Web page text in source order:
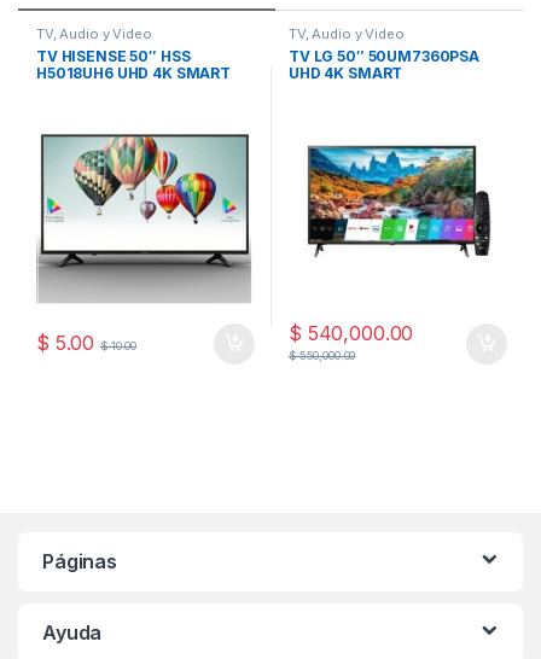
TV, Audio y Video
TV HISENSE 50″ HSS
H5018UH6 UHD 4K SMART
$ 5.00 $10.00
TV, Audio y Video
TV LG 50″ 50UM7360PSA
UHD 4K SMART
$ 540,000.00
$550,000.00
Páginas
Ayuda